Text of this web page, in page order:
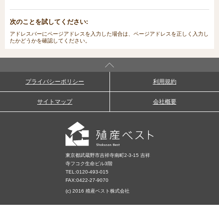
次のことを試してください:
アドレスバーにページアドレスを入力した場合は、ページアドレスを正しく入力し
たかどうかを確認してください。
プライバシーポリシー 利用規約
サイトマップ 会社概要
東京都武蔵野市吉祥寺南町2-3-15 吉祥
寺フコク生命ビル3階
TEL:0120-493-015
FAX:0422-27-9070
(c) 2016 殖産ベスト株式会社